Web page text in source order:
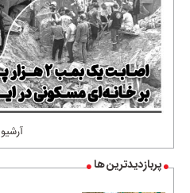
آرشیو
پربازدیدترین ها